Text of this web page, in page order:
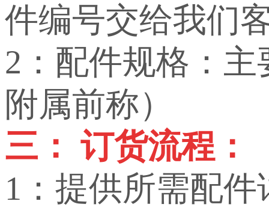
件编号交给我们
2：配件规格：
附属前称）
三： 订货流程：
1：提供所需配